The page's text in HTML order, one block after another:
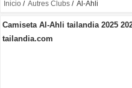
Inicio / Autres Clubs / Al-Ahli
Camiseta Al-Ahli tailandia 2025
tailandia.com